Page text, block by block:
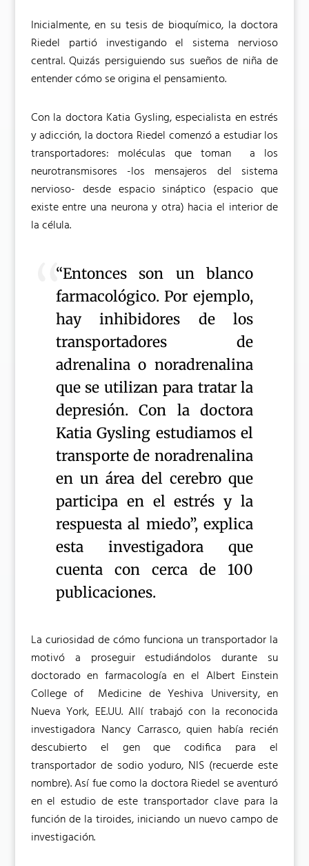
Inicialmente, en su tesis de bioquímico, la doctora
Riedel partió investigando el sistema nervioso
central. Quizás persiguiendo sus sueños de niña de
entender cómo se origina el pensamiento.
Con la doctora Katia Gysling, especialista en estrés
y adicción, la doctora Riedel comenzó a estudiar los
transportadores: moléculas que toman a los
neurotransmisores -los mensajeros del sistema
nervioso- desde espacio sináptico (espacio que
existe entre una neurona y otra) hacia el interior de
la célula.
“Entonces son un blanco
farmacológico. Por ejemplo,
hay inhibidores de los
transportadores de
adrenalina o noradrenalina
que se utilizan para tratar la
depresión. Con la doctora
Katia Gysling estudiamos el
transporte de noradrenalina
en un área del cerebro que
participa en el estrés y la
respuesta al miedo”, explica
esta investigadora que
cuenta con cerca de 100
publicaciones.
La curiosidad de cómo funciona un transportador la
motivó a proseguir estudiándolos durante su
doctorado en farmacología en el Albert Einstein
College of Medicine de Yeshiva University, en
Nueva York, EE.UU. Allí trabajó con la reconocida
investigadora Nancy Carrasco, quien había recién
descubierto el gen que codifica para el
transportador de sodio yoduro, NIS (recuerde este
nombre). Así fue como la doctora Riedel se aventuró
en el estudio de este transportador clave para la
función de la tiroides, iniciando un nuevo campo de
investigación.